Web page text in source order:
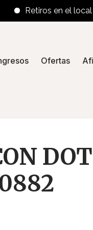
Retiros en el local a
Ofertas